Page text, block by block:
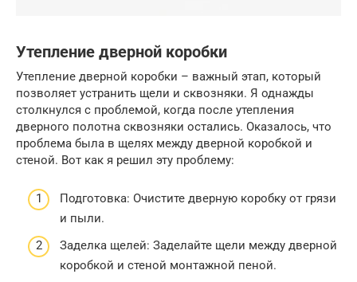
Утепление дверной коробки
Утепление дверной коробки – важный этап, который
позволяет устранить щели и сквозняки. Я однажды
столкнулся с проблемой, когда после утепления
дверного полотна сквозняки остались. Оказалось, что
проблема была в щелях между дверной коробкой и
стеной. Вот как я решил эту проблему:
Подготовка: Очистите дверную коробку от грязи
и пыли.
Заделка щелей: Заделайте щели между дверной
коробкой и стеной монтажной пеной.